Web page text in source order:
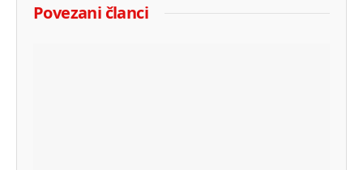
Povezani članci